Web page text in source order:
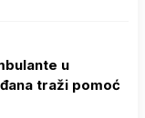
u
traži pomoć